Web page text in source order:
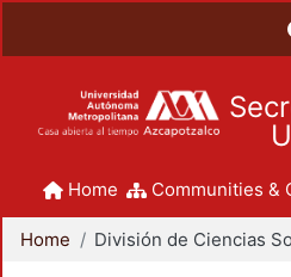
Home Communities &
Home